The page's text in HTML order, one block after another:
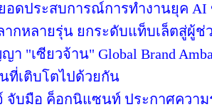
อดประสบการณ์การทำงานยุค AI
ลากหลายรุ่น ยกระดับแท็บเล็ตสู่ผู้
"เซียวจ้าน" Global Brand
ที่เติบโตไปด้วยกัน
จับมือ ค็อกนิแซนท์ ประกาศควา